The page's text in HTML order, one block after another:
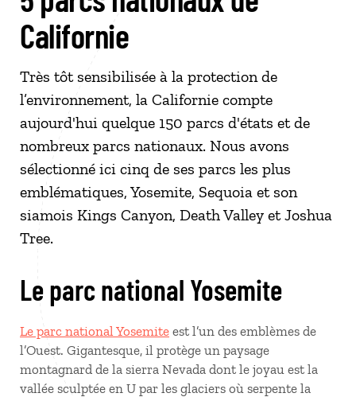
Californie
Très tôt sensibilisée à la protection de
l’environnement, la Californie compte
aujourd'hui quelque 150 parcs d'états et de
nombreux parcs nationaux. Nous avons
sélectionné ici cinq de ses parcs les plus
emblématiques, Yosemite, Sequoia et son
siamois Kings Canyon, Death Valley et Joshua
Tree.
Le parc national Yosemite
Le parc national Yosemite est l’un des emblèmes de
l’Ouest. Gigantesque, il protège un paysage
montagnard de la sierra Nevada dont le joyau est la
vallée sculptée en U par les glaciers où serpente la